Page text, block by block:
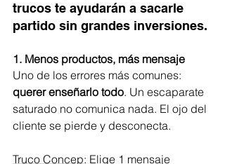
trucos te ayudarán a sacarle
partido sin grandes inversiones.
1. Menos productos, más mensaje
Uno de los errores más comunes:
querer enseñarlo todo. Un escaparate
saturado no comunica nada. El ojo del
cliente se pierde y desconecta.
Truco Concep: Elige 1 mensaje